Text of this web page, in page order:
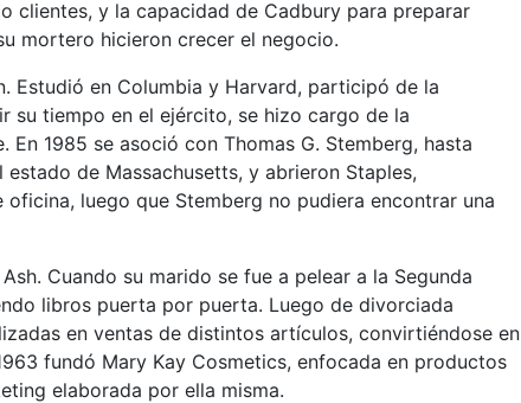
clientes, y la capacidad de Cadbury para preparar
mortero hicieron crecer el negocio.
Estudió en Columbia y Harvard, participó de la
su tiempo en el ejército, se hizo cargo de la
1985 se asoció con Thomas G. Stemberg, hasta
de Massachusetts, y abrieron Staples,
luego que Stemberg no pudiera encontrar una
Cuando su marido se fue a pelear a la Segunda
libros puerta por puerta. Luego de divorciada
en ventas de distintos artículos, convirtiéndose en
fundó Mary Kay Cosmetics, enfocada en productos
elaborada por ella misma.